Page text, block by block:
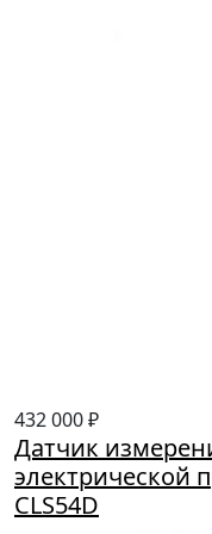
432 000 ₽
Датчик
электрической
CLS54D